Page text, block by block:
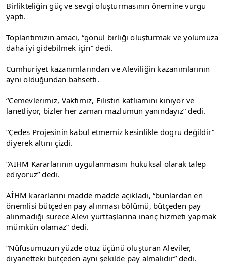
Birlikteliğin güç ve sevgi oluşturmasının önemine vurgu
yaptı.
Toplantımızın amacı, “gönül birliği oluşturmak ve yolumuza
daha iyi gidebilmek için” dedi.
Cumhuriyet kazanımlarından ve Aleviliğin kazanımlarının
aynı olduğundan bahsetti.
“Cemevlerimiz, Vakfımız, Filistin katliamını kınıyor ve
lanetliyor, bizler her zaman mazlumun yanındayız” dedi.
“Çedes Projesinin kabul etmemiz kesinlikle dogru değildir”
diyerek altını çizdi.
“AİHM Kararlarının uygulanmasını hukuksal olarak talep
ediyoruz” dedi.
AİHM kararlarını madde madde açıkladı, “bunlardan en
önemlisi bütçeden pay alınması bölümü, bütçeden pay
alınmadığı sürece Alevi yurttaşlarına inanç hizmeti yapmak
mümkün olamaz” dedi.
“Nüfusumuzun yüzde otuz üçünü oluşturan Aleviler,
diyanetteki bütçeden aynı şekilde pay almalıdır” dedi.